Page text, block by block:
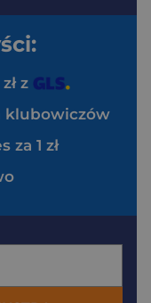
z
klubowiczów
za 1 zł